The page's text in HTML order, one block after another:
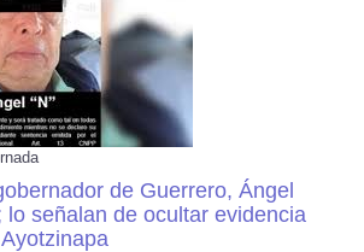
de Guerrero, Ángel
lo señalan de ocultar evidencia